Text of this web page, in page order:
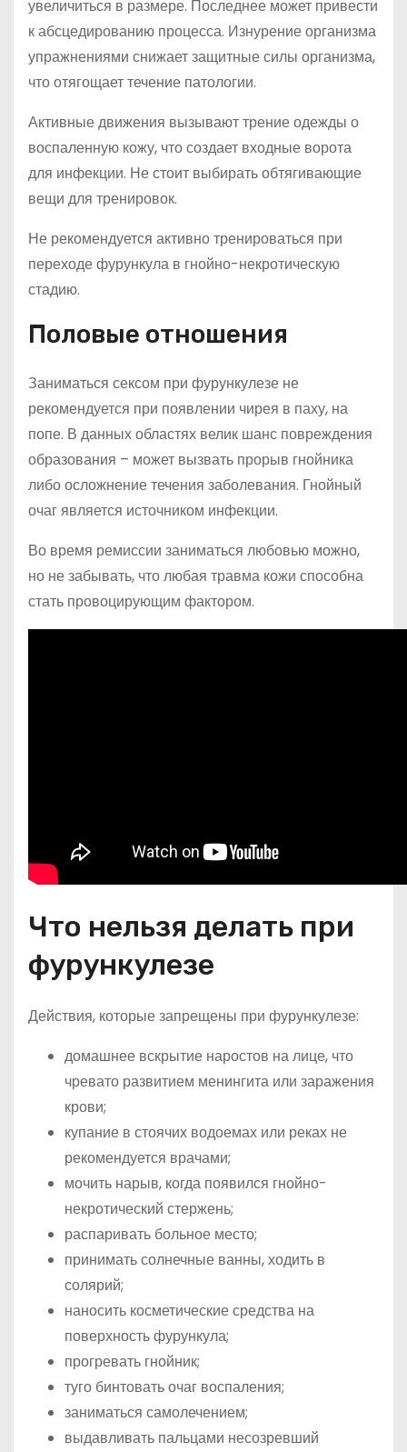
увеличиться в размере. Последнее может привести
к абсцедированию процесса. Изнурение организма
упражнениями снижает защитные силы организма,
что отягощает течение патологии.
Активные движения вызывают трение одежды о
воспаленную кожу, что создает входные ворота
для инфекции. Не стоит выбирать обтягивающие
вещи для тренировок.
Не рекомендуется активно тренироваться при
переходе фурункула в гнойно-некротическую
стадию.
Половые отношения
Заниматься сексом при фурункулезе не
рекомендуется при появлении чирея в паху, на
попе. В данных областях велик шанс повреждения
образования – может вызвать прорыв гнойника
либо осложнение течения заболевания. Гнойный
очаг является источником инфекции.
Во время ремиссии заниматься любовью можно,
но не забывать, что любая травма кожи способна
стать провоцирующим фактором.
Что нельзя делать при
фурункулезе
Действия, которые запрещены при фурункулезе:
домашнее вскрытие наростов на лице, что
чревато развитием менингита или заражения
крови;
купание в стоячих водоемах или реках не
рекомендуется врачами;
мочить нарыв, когда появился гнойно-
некротический стержень;
распаривать больное место;
принимать солнечные ванны, ходить в
солярий;
наносить косметические средства на
поверхность фурункула;
прогревать гнойник;
туго бинтовать очаг воспаления;
заниматься самолечением;
выдавливать пальцами несозревший